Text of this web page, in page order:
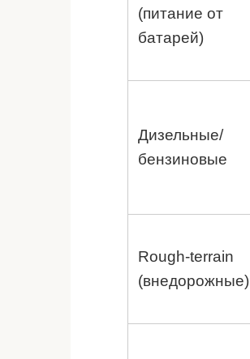
(питание от
батарей)
Дизельные/
бензиновые
Rough-terrain
(внедорожные)